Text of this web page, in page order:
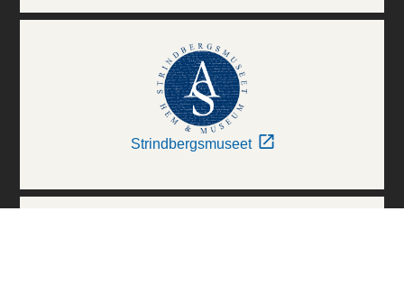
Strindbergsmuseet